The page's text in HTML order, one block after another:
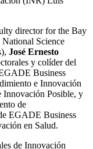
director for the Bay
Science
José Ernesto
y colíder del
Business
e Innovación
Innovación Posible, y
de
EGADE Business
en Salud.